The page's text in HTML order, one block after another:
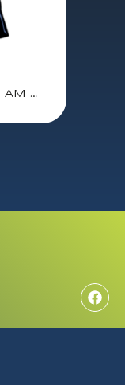
TAZA DARTH VADER I AM YOUR FATHER / CAJA DE REGALO TAZA + LLAVERO